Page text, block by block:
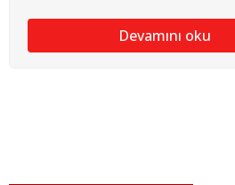
Devamını oku